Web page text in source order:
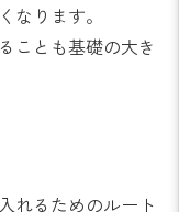
なります。
ことも基礎の大き
れるためのルート